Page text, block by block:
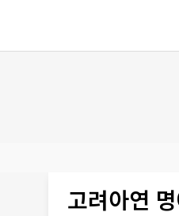
고려아연